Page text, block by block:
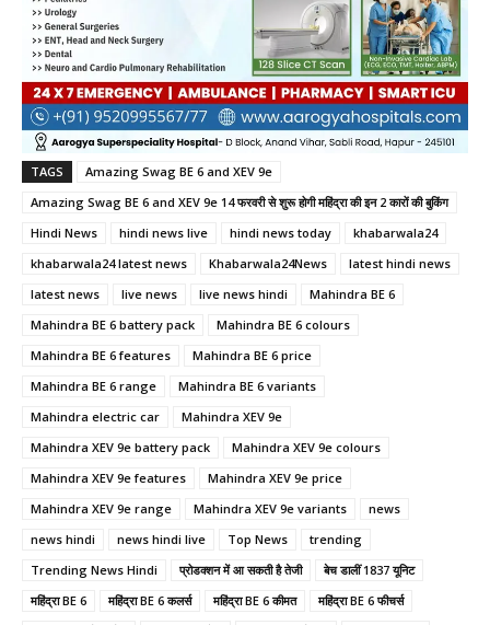
TAGS
Amazing Swag BE 6 and XEV 9e
Amazing Swag BE 6 and XEV 9e 14 फरवरी से शुरू होगी महिंद्रा की इन 2 कारों की बुकिंग
Hindi News
hindi news live hindi news today
khabarwala24
khabarwala24 latest news
Khabarwala24News
latest hindi news
latest news
live news live news hindi
Mahindra BE 6
Mahindra BE 6 battery pack
Mahindra BE 6 colours
Mahindra BE 6 features
Mahindra BE 6 price
Mahindra BE 6 range
Mahindra BE 6 variants
Mahindra electric car
Mahindra XEV 9e
Mahindra XEV 9e battery pack
Mahindra XEV 9e colours
Mahindra XEV 9e features
Mahindra XEV 9e price
Mahindra XEV 9e range
Mahindra XEV 9e variants
news
news hindi
news hindi live Top News
trending
Trending News Hindi
प्रोडक्शन में आ सकती है तेजी
बेच डालीं 1837 यूनिट
महिंद्रा BE 6
महिंद्रा BE 6 कलर्स महिंद्रा BE 6 कीमत
महिंद्रा BE 6 फीचर्स